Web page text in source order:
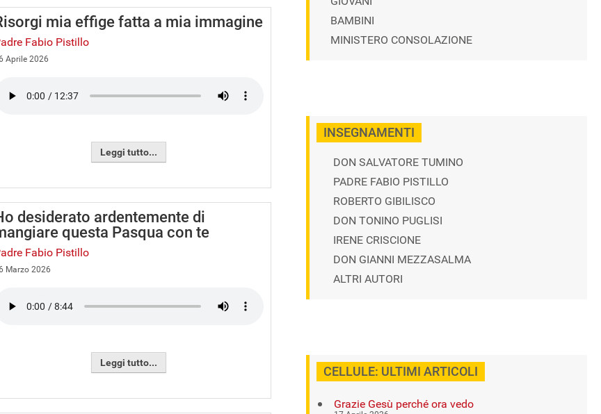
mia effige fatta a mia immagine
Fabio Pistillo
Aprile 2026
Leggi tutto...
desiderato ardentemente di
questa Pasqua con te
Fabio Pistillo
Marzo 2026
Leggi tutto...
BAMBINI
MINISTERO CONSOLAZIONE
INSEGNAMENTI
DON SALVATORE TUMINO
PADRE FABIO PISTILLO
ROBERTO GIBILISCO
DON TONINO PUGLISI
IRENE CRISCIONE
DON GIANNI MEZZASALMA
ALTRI AUTORI
CELLULE: ULTIMI ARTICOLI
Grazie Gesù perché ora vedo